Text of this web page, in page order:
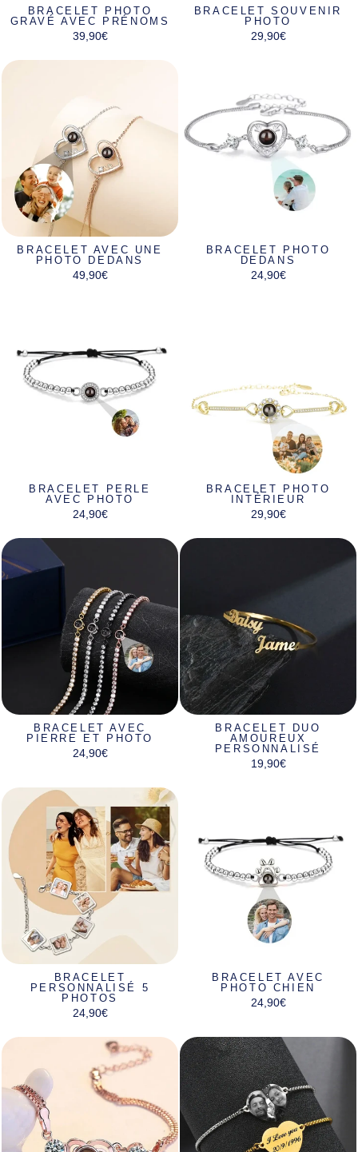
BRACELET PHOTO
GRAVÉ AVEC PRÉNOMS
39,90€
BRACELET SOUVENIR
PHOTO
29,90€
BRACELET AVEC UNE
PHOTO DEDANS
49,90€
BRACELET PHOTO
DEDANS
24,90€
BRACELET PERLE
AVEC PHOTO
24,90€
BRACELET PHOTO
INTÉRIEUR
29,90€
BRACELET AVEC
PIERRE ET PHOTO
24,90€
BRACELET DUO
AMOUREUX
PERSONNALISÉ
19,90€
BRACELET
PERSONNALISÉ 5
PHOTOS
24,90€
BRACELET AVEC
PHOTO CHIEN
24,90€